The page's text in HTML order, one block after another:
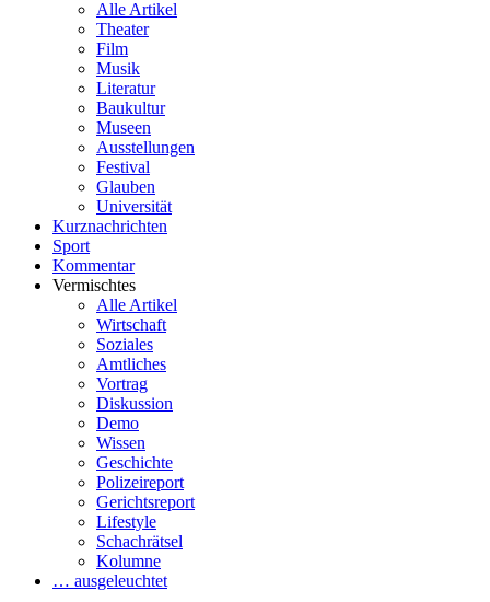
Alle Artikel
Theater
Film
Musik
Literatur
Baukultur
Museen
Ausstellungen
Festival
Glauben
Universität
Kurznachrichten
Sport
Kommentar
Vermischtes
Alle Artikel
Wirtschaft
Soziales
Amtliches
Vortrag
Diskussion
Demo
Wissen
Geschichte
Polizeireport
Gerichtsreport
Lifestyle
Schachrätsel
Kolumne
… ausgeleuchtet